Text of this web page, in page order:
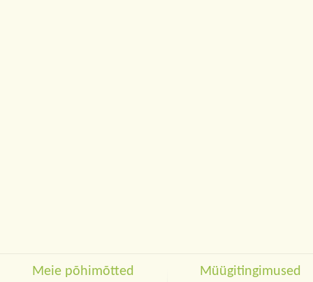
Meie põhimõtted Müügitingimused